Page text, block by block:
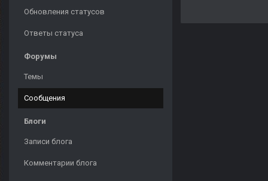
Обновления статусов
Ответы статуса
Форумы
Темы
Сообщения
Блоги
Записи блога
Комментарии блога